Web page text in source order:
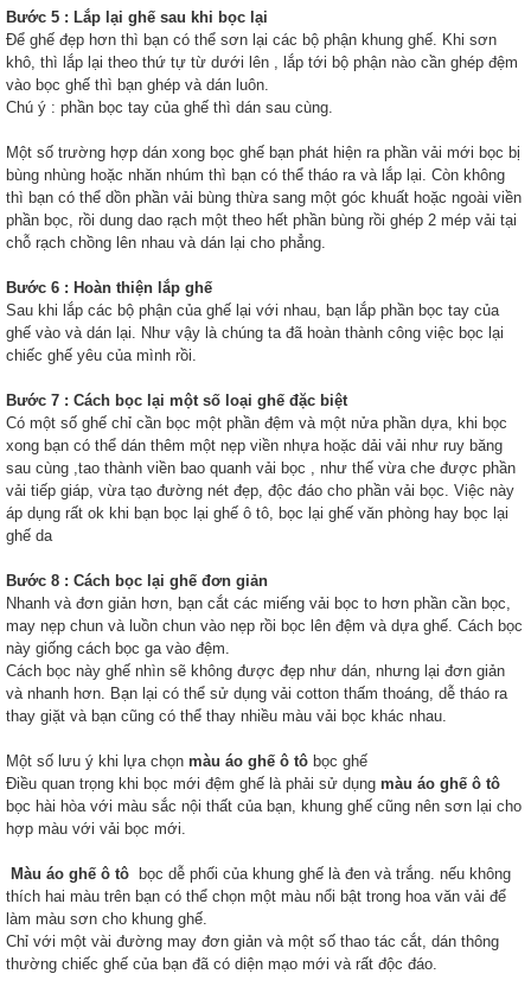
Bước 5 : Lắp lại ghế sau khi bọc lại
Để ghế đẹp hơn thì bạn có thể sơn lại các bộ phận khung ghế. Khi sơn
khô, thì lắp lại theo thứ tự từ dưới lên , lắp tới bộ phận nào cần ghép đệm
vào bọc ghế thì bạn ghép và dán luôn.
Chú ý : phần bọc tay của ghế thì dán sau cùng.
Một số trường hợp dán xong bọc ghế bạn phát hiện ra phần vải mới bọc bị
bùng nhùng hoặc nhăn nhúm thì bạn có thể tháo ra và lắp lại. Còn không
thì bạn có thể dồn phần vải bùng thừa sang một góc khuất hoặc ngoài viền
phần bọc, rồi dung dao rạch một theo hết phần bùng rồi ghép 2 mép vải tại
chỗ rạch chồng lên nhau và dán lại cho phẳng.
Bước 6 : Hoàn thiện lắp ghế
Sau khi lắp các bộ phận của ghế lại với nhau, bạn lắp phần bọc tay của
ghế vào và dán lại. Như vậy là chúng ta đã hoàn thành công việc bọc lại
chiếc ghế yêu của mình rồi.
Bước 7 : Cách bọc lại một số loại ghế đặc biệt
Có một số ghế chỉ cần bọc một phần đệm và một nửa phần dựa, khi bọc
xong bạn có thể dán thêm một nẹp viền nhựa hoặc dải vải như ruy băng
sau cùng ,tao thành viền bao quanh vải bọc , như thế vừa che được phần
vải tiếp giáp, vừa tạo đường nét đẹp, độc đáo cho phần vải bọc. Việc này
áp dụng rất ok khi bạn bọc lại ghế ô tô, bọc lại ghế văn phòng hay bọc lại
ghế da
Bước 8 : Cách bọc lại ghế đơn giản
Nhanh và đơn giản hơn, bạn cắt các miếng vải bọc to hơn phần cần bọc,
may nẹp chun và luồn chun vào nẹp rồi bọc lên đệm và dựa ghế. Cách bọc
này giống cách bọc ga vào đệm.
Cách bọc này ghế nhìn sẽ không được đẹp như dán, nhưng lại đơn giản
và nhanh hơn. Bạn lại có thể sử dụng vải cotton thấm thoáng, dễ tháo ra
thay giặt và bạn cũng có thể thay nhiều màu vải bọc khác nhau.
Một số lưu ý khi lựa chọn màu áo ghế ô tô bọc ghế
Điều quan trọng khi bọc mới đệm ghế là phải sử dụng màu áo ghế ô tô
bọc hài hòa với màu sắc nội thất của bạn, khung ghế cũng nên sơn lại cho
hợp màu với vải bọc mới.
Màu áo ghế ô tô bọc dễ phối của khung ghế là đen và trắng. nếu không
thích hai màu trên bạn có thể chọn một màu nổi bật trong hoa văn vải để
làm màu sơn cho khung ghế.
Chỉ với một vài đường may đơn giản và một số thao tác cắt, dán thông
thường chiếc ghế của bạn đã có diện mạo mới và rất độc đáo.